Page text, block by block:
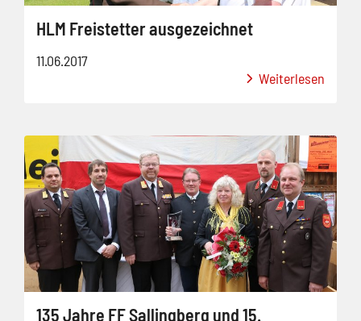
HLM Freistetter ausgezeichnet
11.06.2017
Weiterlesen
135 Jahre FF Sallingberg und 15.